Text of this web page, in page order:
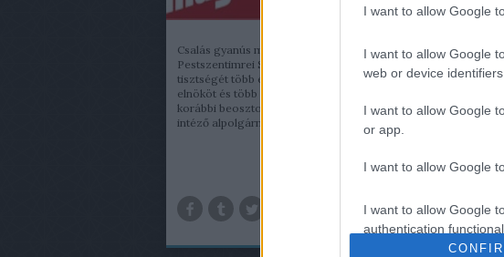
I want to allow Google
I want to allow Google
web or device
I want to allow Google
or app.
I want to allow Google
I want to allow Google
authentication
Csalás gyanús módon zajlott a napokban a
Pestszentimrei Sportkör (PSK) tisztújítása. A
tisztségét több éven át közmegelégedéssel ellátó
elnököt és több vezetőtársát úgy váltatta le a
korábbi beosztottja, a jelenleg sportügyeket
intéző alpolgármester, hogy előtte…